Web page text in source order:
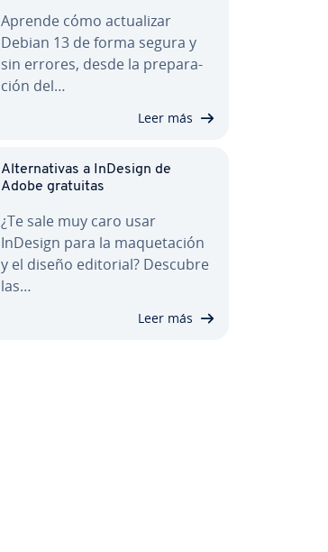
Aprende cómo ac­tua­li­zar
Debian 13 de forma segura y
sin errores, desde la pre­pa­ra­
ción del…
Leer más
Al­te­r­na­ti­vas a InDesign de
Adobe gratuitas
¿Te sale muy caro usar
InDesign para la ma­que­ta­ción
y el diseño editorial? Descubre
las…
Leer más